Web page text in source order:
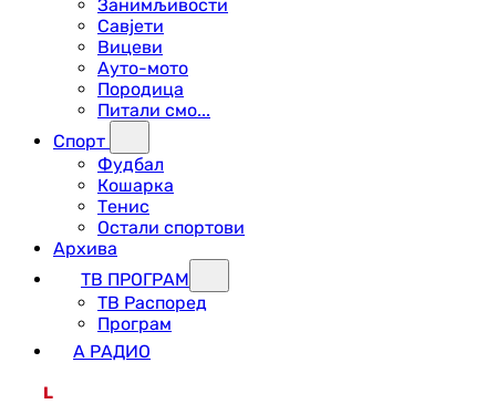
Занимљивости
Савјети
Вицеви
Ауто-мото
Породица
Питали смо...
Спорт
Фудбал
Кошарка
Тенис
Остали спортови
Архива
ТВ ПРОГРАМ
ТВ Распоред
Програм
А РАДИО
L